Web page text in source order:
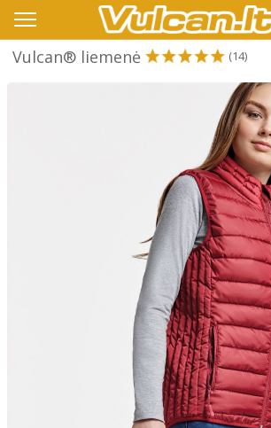
👉 -10% KODAS VISKAM PAPILDOMAI:
Vulcan® liemenė (14)